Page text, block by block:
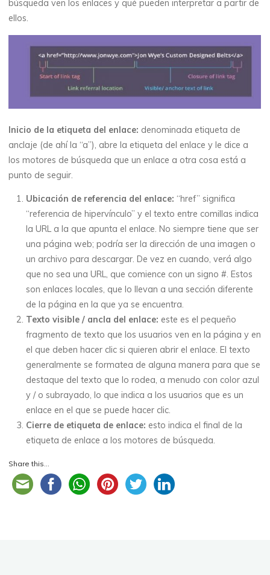
búsqueda ven los enlaces y qué pueden interpretar a partir de
ellos.
Inicio de la etiqueta del enlace: denominada etiqueta de
anclaje (de ahí la “a”), abre la etiqueta del enlace y le dice a
los motores de búsqueda que un enlace a otra cosa está a
punto de seguir.
Ubicación de referencia del enlace: “href” significa
“referencia de hipervínculo” y el texto entre comillas indica
la URL a la que apunta el enlace. No siempre tiene que ser
una página web; podría ser la dirección de una imagen o
un archivo para descargar. De vez en cuando, verá algo
que no sea una URL, que comience con un signo #. Estos
son enlaces locales, que lo llevan a una sección diferente
de la página en la que ya se encuentra.
Texto visible / ancla del enlace: este es el pequeño
fragmento de texto que los usuarios ven en la página y en
el que deben hacer clic si quieren abrir el enlace. El texto
generalmente se formatea de alguna manera para que se
destaque del texto que lo rodea, a menudo con color azul
y / o subrayado, lo que indica a los usuarios que es un
enlace en el que se puede hacer clic.
Cierre de etiqueta de enlace: esto indica el final de la
etiqueta de enlace a los motores de búsqueda.
Share this...